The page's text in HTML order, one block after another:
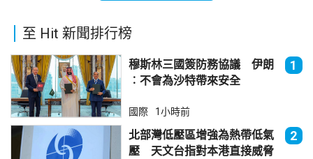
至 Hit 新聞排行榜
穆斯林三國簽防務協議 伊朗
︰不會為沙特帶來安全
1
國際 1小時前
北部灣低壓區增強為熱帶低氣
壓 天文台指對本港直接威脅
2